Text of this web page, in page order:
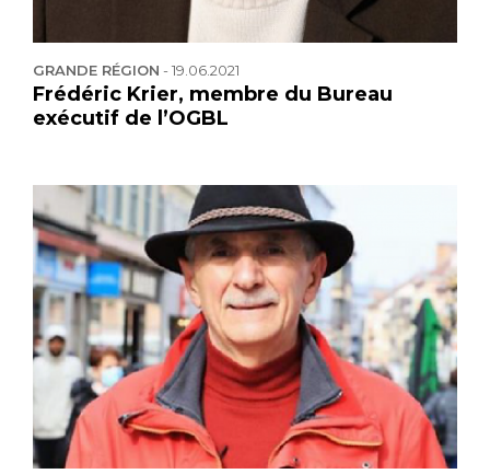
GRANDE RÉGION -19.06.2021
Frédéric Krier, membre du Bureau
exécutif de l’OGBL